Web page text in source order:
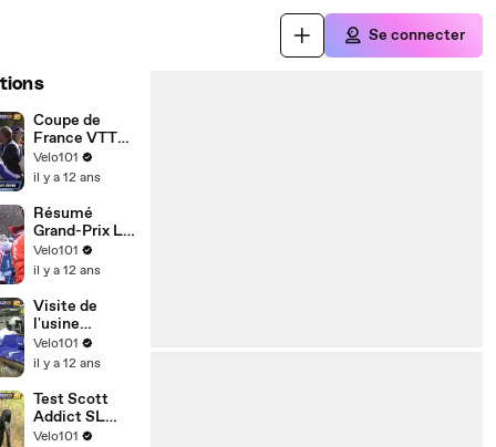
Se connecter
Coupe de
France VTT
2014 à Cassis
- Best of
Velo101
il y a 12 ans
Résumé
Grand-Prix La
Marseillaise
2014
Velo101
il y a 12 ans
Visite de
l'usine
Canyon
Velo101
il y a 12 ans
Test Scott
Addict SL
2014
Velo101